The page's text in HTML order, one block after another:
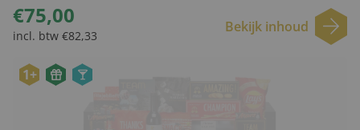
€75,00
incl. btw €82,33
Bekijk inhoud
1+